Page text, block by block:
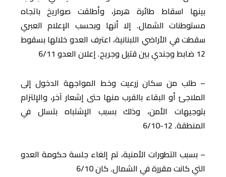
بينها اسقاط طائرة هرمز، وأطلقت صواريخ باتجاه
مستوطنات الشمال. إلا أنها وبحسب الإعلام العبري
سقطت في الأراضي اللبنانية، اعترف العدو خلالها بسقوط
12 ضابط وجندي بين قتيل وجريح. إعلان العدو 6/11
– طلب من سكان زرعيت وخط المواجهة الدخول إلى
الملاجئ أو البقاء بالقرب منها حتى إشعار آخر، والإلتزام
بتوجيهات الأمن، وذلك بسبب الإشتباه بتسلل في
المنطقة. 12-6/10
– بسبب التطورات الأمنية، تم إلغاء جلسة حكومة العدو
التي كانت مقررة في الشمال. كان 6/10